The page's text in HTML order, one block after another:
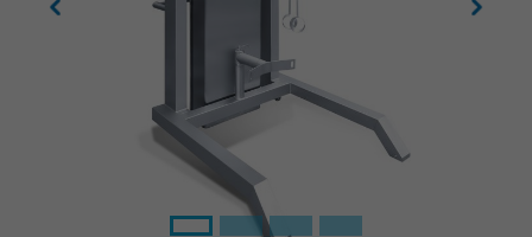
Previous Next